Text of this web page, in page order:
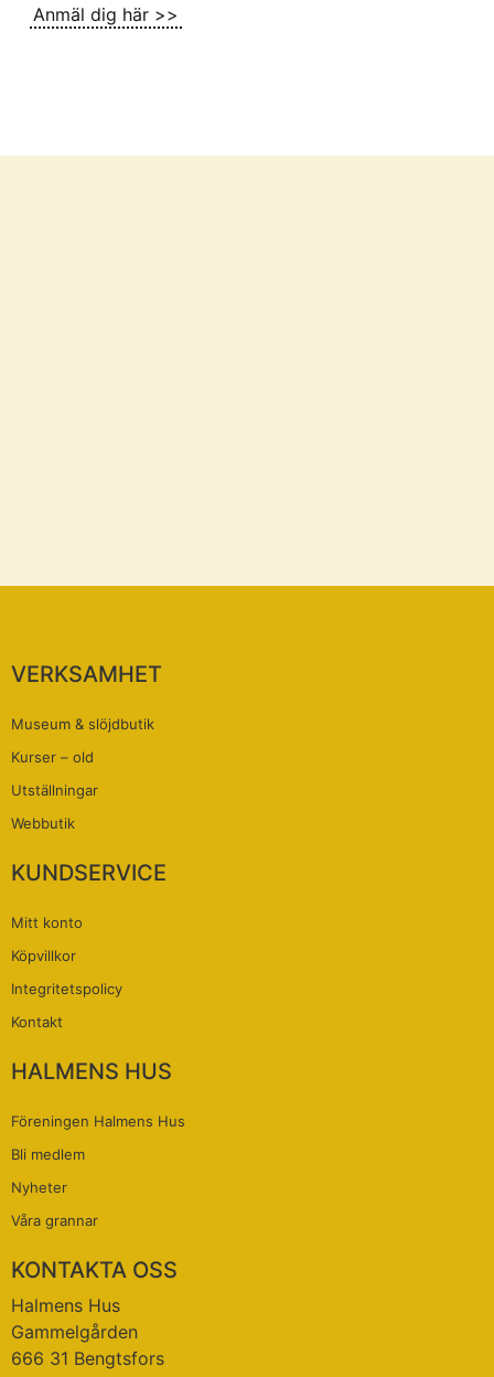
Anmäl dig här >>
KONTAKTA OSS
Halmens Hus
Gammelgården
666 31 Bengtsfors
VERKSAMHET
Museum & slöjdbutik
Kurser – old
Utställningar
Webbutik
KUNDSERVICE
Mitt konto
Köpvillkor
Integritetspolicy
Kontakt
HALMENS HUS
Föreningen Halmens Hus
Bli medlem
Nyheter
Våra grannar